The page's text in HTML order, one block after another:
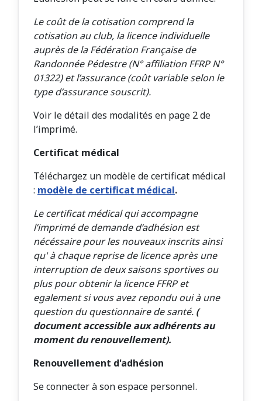
Le coût de la cotisation comprend la
cotisation au club, la licence individuelle
auprès de la Fédération Française de
Randonnée Pédestre (N° affiliation FFRP N°
01322) et l’assurance (coût variable selon le
type d’assurance souscrit).
Voir le détail des modalités en page 2 de
l’imprimé.
Certificat médical
Téléchargez un modèle de certificat médical
: modèle de certificat médical.
Le certificat médical qui accompagne
l’imprimé de demande d’adhésion est
nécéssaire pour les nouveaux inscritsainsi
qu' à chaque reprise de licence après une
interruption de deux saisons sportives ou
pluspour obtenir la licence FFRPet
egalement si vous avez repondu oui à une
question du questionnaire de santé. (
document accessible aux adhérents au
moment du renouvellement).
Renouvellement d'adhésion
Se connecter à son espace personnel.